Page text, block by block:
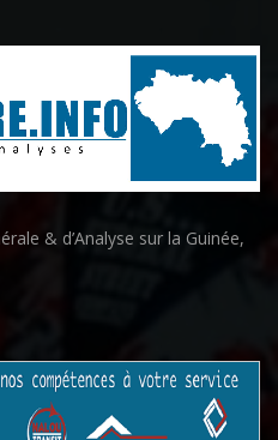
& d’Analyse sur la Guinée,